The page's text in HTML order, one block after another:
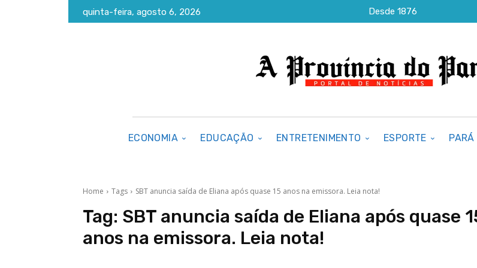
quinta-feira, agosto 6, 2026 Desde 1876
ECONOMIA EDUCAÇÃO ENTRETENIMENTO ESPORTE PARÁ
Home Tags SBT anuncia saída de Eliana após quase 15 anos na emissora. Leia nota!
Tag: SBT anuncia saída de Eliana após quase
anos na emissora. Leia nota!